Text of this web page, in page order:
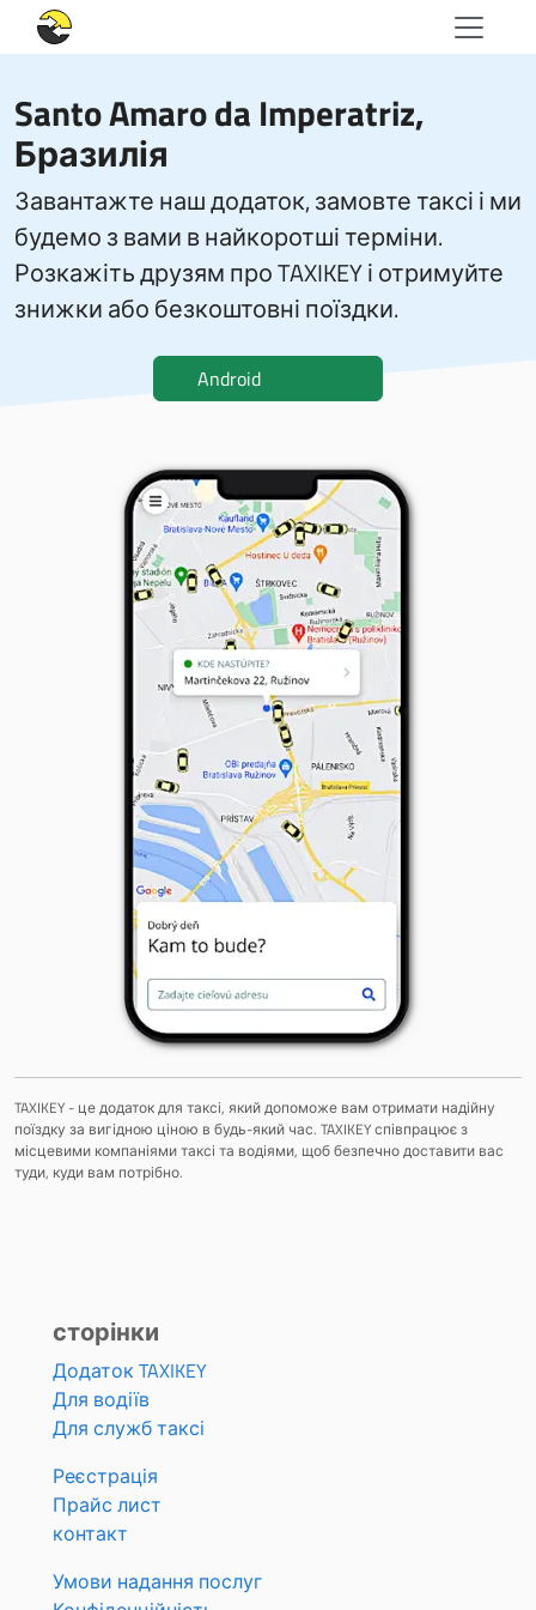
Santo Amaro da Imperatriz,
Бразилія
Завантажте наш додаток, замовте таксі і ми
будемо з вами в найкоротші терміни.
Розкажіть друзям про TAXIKEY і отримуйте
знижки або безкоштовні поїздки.
Android
TAXIKEY - це додаток для таксі, який допоможе вам отримати надійну
поїздку за вигідною ціною в будь-який час. TAXIKEY співпрацює з
місцевими компаніями таксі та водіями, щоб безпечно доставити вас
туди, куди вам потрібно.
сторінки
Додаток TAXIKEY
Для водіїв
Для служб таксі
Реєстрація
Прайс лист
контакт
Умови надання послуг